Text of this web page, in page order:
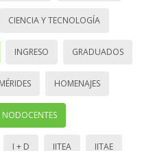
CIENCIA Y TECNOLOGÍA
INGRESO GRADUADOS
HOMENAJES
NODOCENTES
I + D IITEA IITAE